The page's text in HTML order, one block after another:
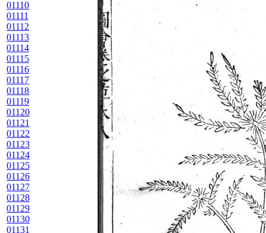
01110
01111
01112
01113
01114
01115
01116
01117
01118
01119
01120
01121
01122
01123
01124
01125
01126
01127
01128
01129
01130
01131